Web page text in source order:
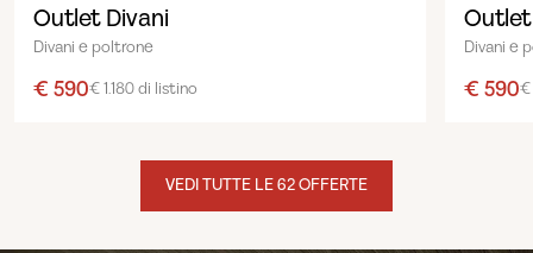
Outlet Divani
Divani e poltrone
€ 590€ 1.180 di listino
Divani e
€ 590€
VEDI TUTTE LE 62 OFFERTE